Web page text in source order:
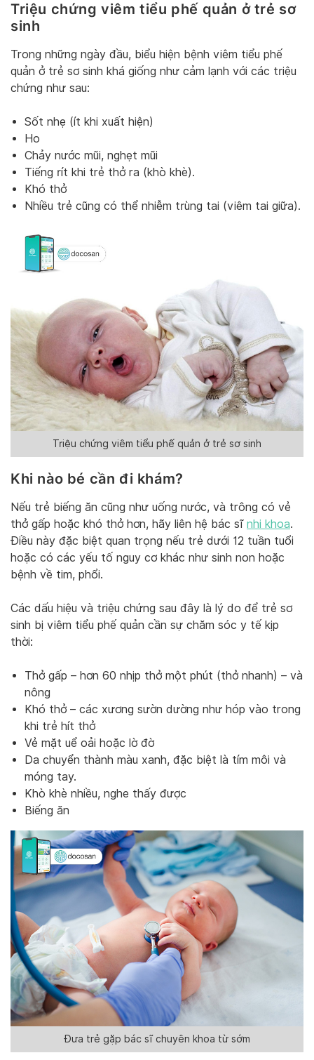
Triệu chứng viêm tiểu phế quản ở trẻ sơ
sinh
Trong những ngày đầu, biểu hiện bệnh viêm tiểu phế
quản ở trẻ sơ sinh khá giống như cảm lạnh với các triệu
chứng như sau:
Sốt nhẹ (ít khi xuất hiện)
Ho
Chảy nước mũi, nghẹt mũi
Tiếng rít khi trẻ thở ra (khò khè).
Khó thở
Nhiều trẻ cũng có thể nhiễm trùng tai (viêm tai giữa).
Triệu chứng viêm tiểu phế quản ở trẻ sơ sinh
Khi nào bé cần đi khám?
Nếu trẻ biếng ăn cũng như uống nước, và trông có vẻ
thở gấp hoặc khó thở hơn, hãy liên hệ bác sĩ nhi khoa.
Điều này đặc biệt quan trọng nếu trẻ dưới 12 tuần tuổi
hoặc có các yếu tố nguy cơ khác như sinh non hoặc
bệnh về tim, phổi.
Các dấu hiệu và triệu chứng sau đây là lý do để trẻ sơ
sinh bị viêm tiểu phế quản cần sự chăm sóc y tế kịp
thời:
Thở gấp – hơn 60 nhịp thở một phút (thở nhanh) – và
nông
Khó thở – các xương sườn dường như hóp vào trong
khi trẻ hít thở
Vẻ mặt uể oải hoặc lờ đờ
Da chuyển thành màu xanh, đặc biệt là tím môi và
móng tay.
Khò khè nhiều, nghe thấy được
Biếng ăn
Đưa trẻ gặp bác sĩ chuyên khoa từ sớm